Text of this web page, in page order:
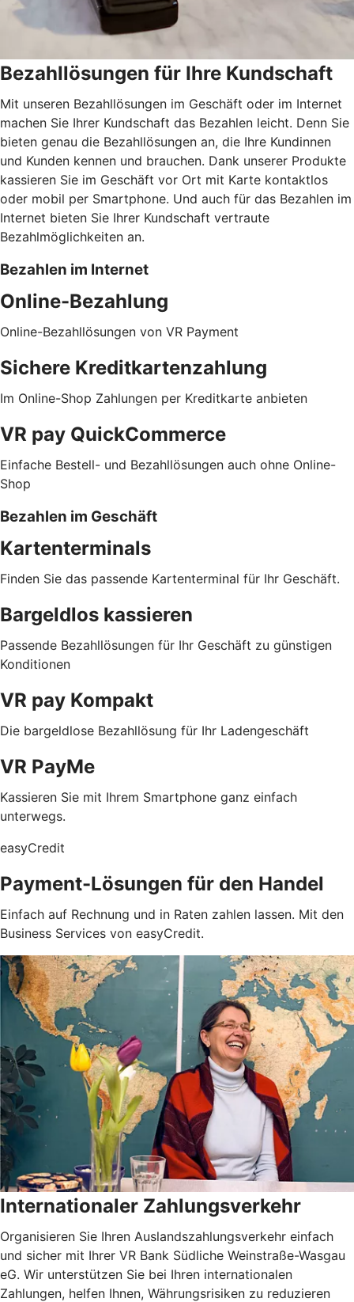
Bezahllösungen für Ihre Kundschaft
Mit unseren Bezahllösungen im Geschäft oder im Internet
machen Sie Ihrer Kundschaft das Bezahlen leicht. Denn Sie
bieten genau die Bezahllösungen an, die Ihre Kundinnen
und Kunden kennen und brauchen. Dank unserer Produkte
kassieren Sie im Geschäft vor Ort mit Karte kontaktlos
oder mobil per Smartphone. Und auch für das Bezahlen im
Internet bieten Sie Ihrer Kundschaft vertraute
Bezahlmöglichkeiten an.
Bezahlen im Internet
Online-Bezahlung
Online-Bezahllösungen von VR Payment
Sichere Kreditkartenzahlung
Im Online-Shop Zahlungen per Kreditkarte anbieten
VR pay QuickCommerce
Einfache Bestell- und Bezahllösungen auch ohne Online-
Shop
Bezahlen im Geschäft
Kartenterminals
Finden Sie das passende Kartenterminal für Ihr Geschäft.
Bargeldlos kassieren
Passende Bezahllösungen für Ihr Geschäft zu günstigen
Konditionen
VR pay Kompakt
Die bargeldlose Bezahllösung für Ihr Ladengeschäft
VR PayMe
Kassieren Sie mit Ihrem Smartphone ganz einfach
unterwegs.
easyCredit
Payment-Lösungen für den Handel
Einfach auf Rechnung und in Raten zahlen lassen. Mit den
Business Services von easyCredit.
Internationaler Zahlungsverkehr
Organisieren Sie Ihren Auslandszahlungsverkehr einfach
und sicher mit Ihrer VR Bank Südliche Weinstraße-Wasgau
eG. Wir unterstützen Sie bei Ihren internationalen
Zahlungen, helfen Ihnen, Währungsrisiken zu reduzieren